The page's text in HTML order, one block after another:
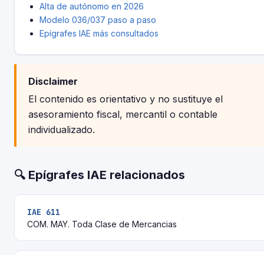
Alta de autónomo en 2026
Modelo 036/037 paso a paso
Epígrafes IAE más consultados
Disclaimer
El contenido es orientativo y no sustituye el
asesoramiento fiscal, mercantil o contable
individualizado.
🔍 Epígrafes IAE relacionados
IAE 611
COM. MAY. Toda Clase de Mercancias